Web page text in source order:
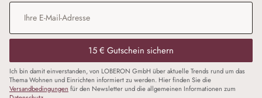
E-Mail-Adresse
15 € Gutschein sichern
Ich bin damit einverstanden, von LOBERON GmbH über aktuelle Trends rund um das
Thema Wohnen und Einrichten informiert zu werden. Hier finden Sie die
Versandbedingungen für den Newsletter und die allgemeinen Informationen zum